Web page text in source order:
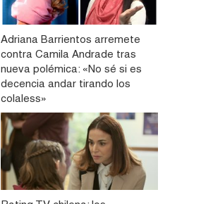
Adriana Barrientos arremete
contra Camila Andrade tras
nueva polémica: «No sé si es
decencia andar tirando los
colaless»